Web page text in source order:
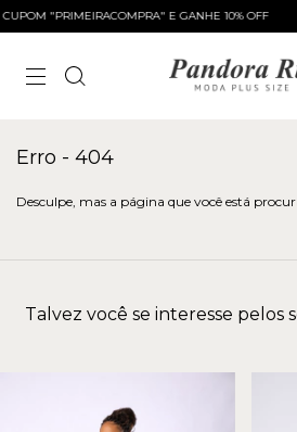
"PRIMEIRACOMPRA" E GANHE 10% OFF
Erro - 404
Desculpe, mas a página que você está
Talvez você se interesse pelos